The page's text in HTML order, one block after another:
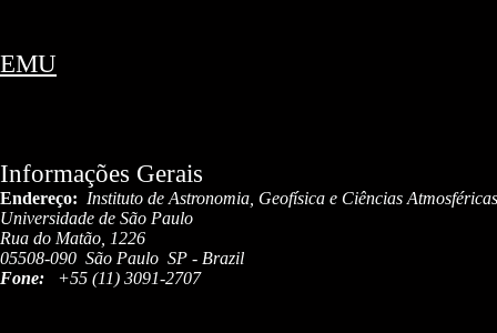
EMU
Informações Gerais
Endereço: Instituto de Astronomia, Geofísica e Ciências Atmosféricas
Universidade de São Paulo
Rua do Matão, 1226
05508-090 São Paulo SP - Brazil
Fone: +55 (11) 3091-2707